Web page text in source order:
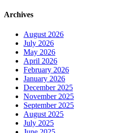
Archives
August 2026
July 2026
May 2026
April 2026
February 2026
January 2026
December 2025
November 2025
September 2025
August 2025
July 2025